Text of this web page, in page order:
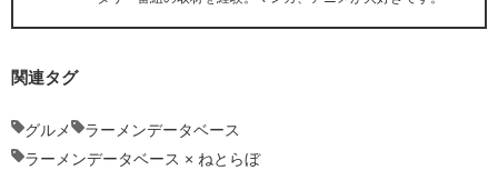
関連タグ
グルメ
ラーメンデータベース
ラーメンデータベース × ねとらぼ